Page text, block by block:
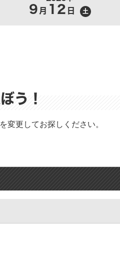
9月 12 日 土
う！
変更してお探しください。